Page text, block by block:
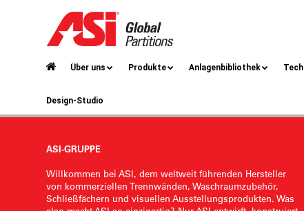
Über uns Produkte Anlagenbibliothek
Design-Studio
ASI-GRUPPE
Willkommen bei ASI, dem weltweit führenden Hersteller
von kommerziellen Trennwänden, Waschraumzubehör,
Schließfächern und visuellen Ausstellungsprodukten. Was